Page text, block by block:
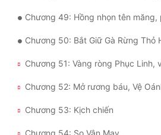
Xây Dựng Thế Lực
Đam Mỹ
Đẹp Hiệp
Chương 49: Hồng nhọn tên măng,
Chương 50: Bắt Giữ Gà Rừng Thỏ
Chương 51: Vàng ròng Phục Linh,
Chương 52: Mở rương báu, Vệ
Chương 53: Kịch chiến
Chương 54: So Vận May